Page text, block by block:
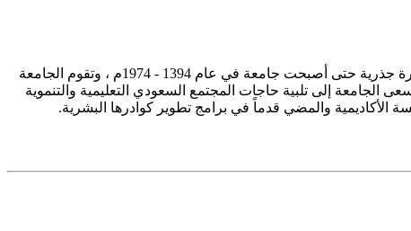
تأسست جامعة الإمام محمد بن سعود الإسلامية ممثلة في كلية الشريعة في سنة 1373هـ 1953م، وتطورت منذ ذلك الحين بصورة جذرية حتى أصبحت جامعة في عام 1394 - 1974م ، وتقوم الجامعة
الجامعة إلى تلبية حاجات المجتمع السعودي التعليمية والتنموية
الأكاديمية والمضي قدماً في برامج تطوير كوادرها البشرية.